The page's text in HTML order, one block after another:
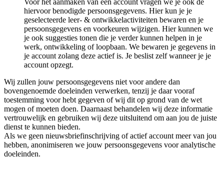
Voor het aanmaken van een account vragen we je ook de
hiervoor benodigde persoonsgegevens. Hier kun je je
geselecteerde leer- & ontwikkelactiviteiten bewaren en je
persoonsgegevens en voorkeuren wijzigen. Hier kunnen we
je ook suggesties tonen die je verder kunnen helpen in je
werk, ontwikkeling of loopbaan. We bewaren je gegevens in
je account zolang deze actief is. Je beslist zelf wanneer je je
account opzegt.
Wij zullen jouw persoonsgegevens niet voor andere dan
bovengenoemde doeleinden verwerken, tenzij je daar vooraf
toestemming voor hebt gegeven of wij dit op grond van de wet
mogen of moeten doen. Daarnaast behandelen wij deze informatie
vertrouwelijk en gebruiken wij deze uitsluitend om aan jou de juiste
dienst te kunnen bieden.
Als we geen nieuwsbriefinschrijving of actief account meer van jou
hebben, anonimiseren we jouw persoonsgegevens voor analytische
doeleinden.